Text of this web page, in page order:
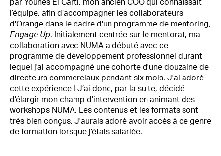
par Younes El Garti, mon ancien COO qui connaissait
l’équipe, afin d’accompagner les collaborateurs
d'Orange dans le cadre d'un programme de mentoring,
Engage Up. Initialement centrée sur le mentorat, ma
collaboration avec NUMA a débuté avec ce
programme de développement professionnel durant
lequel j'ai accompagné une cohorte d'une douzaine de
directeurs commerciaux pendant six mois. J'ai adoré
cette expérience ! J’ai donc, par la suite, décidé
d’élargir mon champ d’intervention en animant des
workshops NUMA. Les contenus et les formats sont
très bien conçus. J'aurais adoré avoir accès à ce genre
de formation lorsque j’étais salariée.